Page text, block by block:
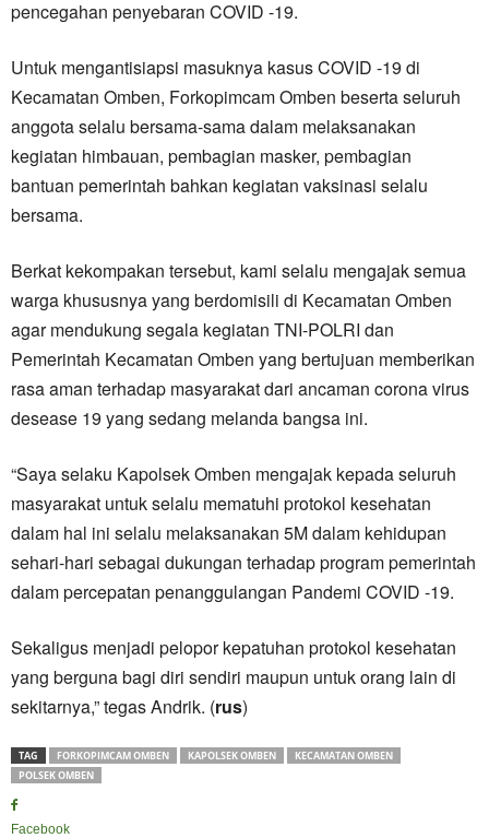
pencegahan penyebaran COVID -19.
Untuk mengantisiapsi masuknya kasus COVID -19 di
Kecamatan Omben, Forkopimcam Omben beserta seluruh
anggota selalu bersama-sama dalam melaksanakan
kegiatan himbauan, pembagian masker, pembagian
bantuan pemerintah bahkan kegiatan vaksinasi selalu
bersama.
Berkat kekompakan tersebut, kami selalu mengajak semua
warga khususnya yang berdomisili di Kecamatan Omben
agar mendukung segala kegiatan TNI-POLRI dan
Pemerintah Kecamatan Omben yang bertujuan memberikan
rasa aman terhadap masyarakat dari ancaman corona virus
desease 19 yang sedang melanda bangsa ini.
“Saya selaku Kapolsek Omben mengajak kepada seluruh
masyarakat untuk selalu mematuhi protokol kesehatan
dalam hal ini selalu melaksanakan 5M dalam kehidupan
sehari-hari sebagai dukungan terhadap program pemerintah
dalam percepatan penanggulangan Pandemi COVID -19.
Sekaligus menjadi pelopor kepatuhan protokol kesehatan
yang berguna bagi diri sendiri maupun untuk orang lain di
sekitarnya,” tegas Andrik. (rus)
TAG FORKOPIMCAM OMBEN KAPOLSEK OMBEN
KECAMATAN OMBEN
POLSEK OMBEN
Facebook